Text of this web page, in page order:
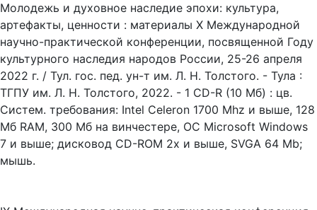
Молодежь и духовное наследие эпохи: культура,
артефакты, ценности : материалы X Международной
научно-практической конференции, посвященной Году
культурного наследия народов России, 25-26 апреля
2022 г. / Тул. гос. пед. ун-т им. Л. Н. Толстого. - Тула :
ТГПУ им. Л. Н. Толстого, 2022. - 1 CD-R (10 Мб) : цв.
Систем. требования: Intel Celeron 1700 Mhz и выше, 128
Мб RAM, 300 Мб на винчестере, ОС Microsoft Windows
7 и выше; дисковод CD-ROM 2x и выше, SVGA 64 Mb;
мышь.